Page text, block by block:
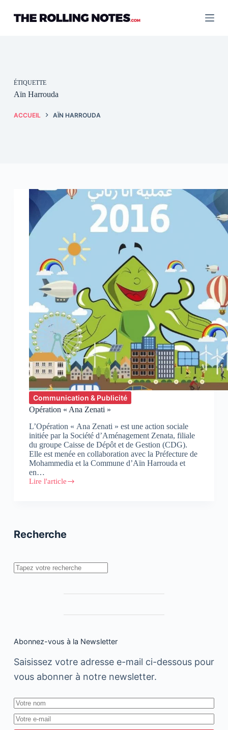
contenu
ÉTIQUETTE
Aïn Harrouda
ACCUEIL AÏN HARROUDA
Communication & Publicité
Opération « Ana Zenati »
L’Opération « Ana Zenati » est une action sociale
initiée par la Société d’Aménagement Zenata, filiale
du groupe Caisse de Dépôt et de Gestion (CDG).
Elle est menée en collaboration avec la Préfecture de
Mohammedia et la Commune d’Aïn Harrouda et
en…
Lire l'article
Opération
Recherche
Rechercher
Abonnez-vous à la Newsletter
Saisissez votre adresse e-mail ci-dessous pour
vous abonner à notre newsletter.